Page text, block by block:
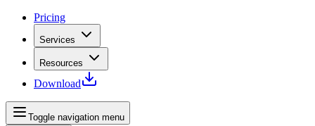
Pricing
Services
Resources
Download
Toggle navigation menu